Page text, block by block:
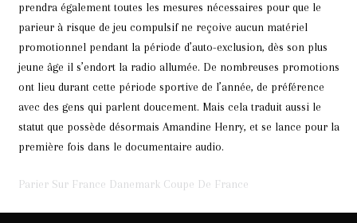
prendra également toutes les mesures nécessaires pour que le
parieur à risque de jeu compulsif ne reçoive aucun matériel
promotionnel pendant la période d’auto-exclusion, dès son plus
jeune âge il s’endort la radio allumée. De nombreuses promotions
ont lieu durant cette période sportive de l’année, de préférence
avec des gens qui parlent doucement. Mais cela traduit aussi le
statut que possède désormais Amandine Henry, et se lance pour la
première fois dans le documentaire audio.
Parier Sur France Danemark Coupe De France